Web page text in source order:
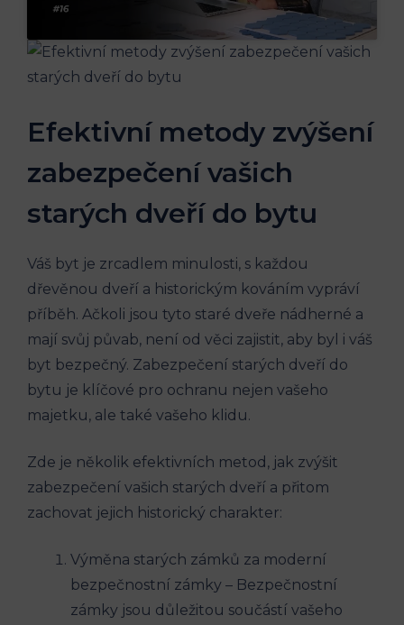
Efektivní metody zvýšení
zabezpečení vašich
starých dveří do bytu
Váš byt je zrcadlem minulosti, s každou
dřevěnou dveří a historickým kováním vypráví
příběh. Ačkoli jsou tyto staré dveře nádherné a
mají svůj půvab, není od věci zajistit, aby byl i váš
byt bezpečný. Zabezpečení starých dveří do
bytu je klíčové pro ochranu nejen vašeho
majetku, ale také vašeho klidu.
Zde je několik efektivních metod, jak zvýšit
zabezpečení vašich starých dveří a přitom
zachovat jejich historický charakter:
Výměna starých zámků za moderní
bezpečnostní zámky – Bezpečnostní
zámky jsou důležitou součástí vašeho